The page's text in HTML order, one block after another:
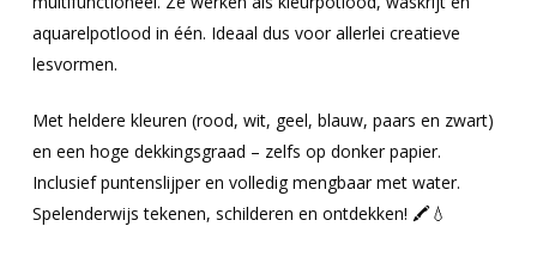
aquarelpotlood in één. Ideaal dus voor allerlei creatieve
lesvormen.
Met heldere kleuren (rood, wit, geel, blauw, paars en zwart)
en een hoge dekkingsgraad – zelfs op donker papier.
Inclusief puntenslijper en volledig mengbaar met water.
Spelenderwijs tekenen, schilderen en ontdekken! 🖍️💧